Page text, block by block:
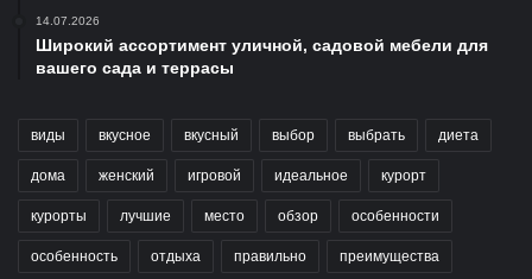
14.07.2026
Широкий ассортимент уличной, садовой мебели для
вашего сада и террасы
виды вкусное вкусный выбор выбрать диета
дома женский игровой идеальное курорт
курорты лучшие место обзор особенности
особенность отдыха правильно преимущества